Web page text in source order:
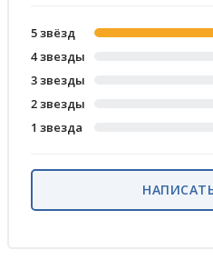
5 звёзд
4 звезды
3 звезды
2 звезды
1 звезда